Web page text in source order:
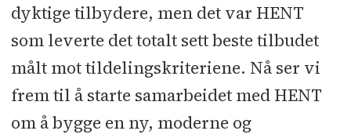
dyktige tilbydere, men det var HENT
som leverte det totalt sett beste tilbudet
målt mot tildelingskriteriene. Nå ser vi
frem til å starte samarbeidet med HENT
om å bygge en ny, moderne og